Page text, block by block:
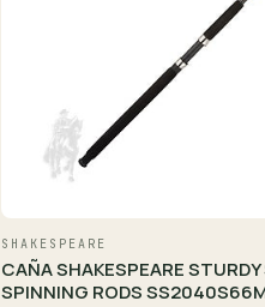
SHAKESPEARE
CAÑA SHAKESPEARE
SPINNING RODS